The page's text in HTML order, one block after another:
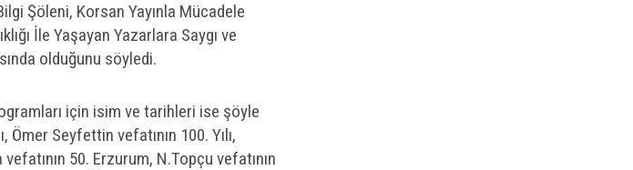
Şöleni, Korsan Yayınla Mücadele
İle Yaşayan Yazarlara Saygı ve
olduğunu söyledi.
için isim ve tarihleri ise şöyle
Ömer Seyfettin vefatının 100. Yılı,
50. Erzurum, N.Topçu vefatının